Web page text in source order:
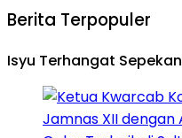
Berita Terpopuler
Isyu Terhangat Sepekan